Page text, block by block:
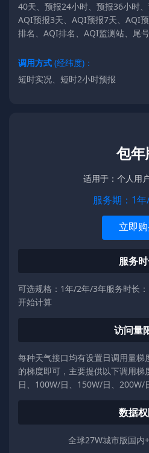
40天、预报24小时、预报36小时
AQI预报3天、AQI预报7天、AQI
排名、AQI排名、AQI监测站、尾
调用方式 (经纬度)：
短时实况、短时2小时预报
包年
适用于：个人用
服务期：1
立即
服务
可选规格：1年/2年/3年服务时长
开始计算
访问量
每种天气接口均有设置日调用量梯
的梯度即可，主要提供以下调用
日、100W/日、150W/日、200W/
数据
全球27W城市版国内